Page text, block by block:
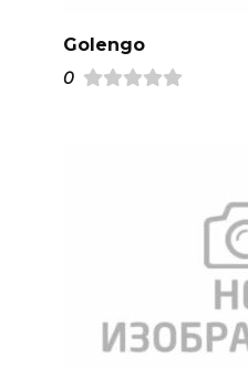
Golengo
0